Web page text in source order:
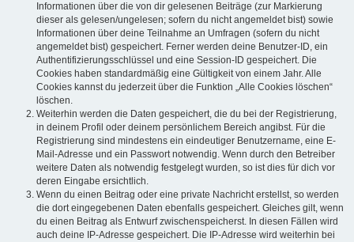
Informationen über die von dir gelesenen Beiträge (zur Markierung
dieser als gelesen/ungelesen; sofern du nicht angemeldet bist) sowie
Informationen über deine Teilnahme an Umfragen (sofern du nicht
angemeldet bist) gespeichert. Ferner werden deine Benutzer-ID, ein
Authentifizierungsschlüssel und eine Session-ID gespeichert. Die
Cookies haben standardmäßig eine Gültigkeit von einem Jahr. Alle
Cookies kannst du jederzeit über die Funktion „Alle Cookies löschen“
löschen.
Weiterhin werden die Daten gespeichert, die du bei der Registrierung,
in deinem Profil oder deinem persönlichem Bereich angibst. Für die
Registrierung sind mindestens ein eindeutiger Benutzername, eine E-
Mail-Adresse und ein Passwort notwendig. Wenn durch den Betreiber
weitere Daten als notwendig festgelegt wurden, so ist dies für dich vor
deren Eingabe ersichtlich.
Wenn du einen Beitrag oder eine private Nachricht erstellst, so werden
die dort eingegebenen Daten ebenfalls gespeichert. Gleiches gilt, wenn
du einen Beitrag als Entwurf zwischenspeicherst. In diesen Fällen wird
auch deine IP-Adresse gespeichert. Die IP-Adresse wird weiterhin bei